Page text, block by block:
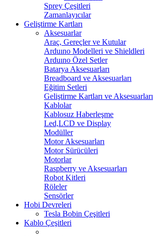
Sprey Çeşitleri
Zamanlayıcılar
Geliştirme Kartları
Aksesuarlar
Araç, Gereçler ve Kutular
Arduıno Modelleri ve Shieldleri
Arduıno Özel Setler
Batarya Aksesuarları
Breadboard ve Aksesuarları
Eğitim Setleri
Geliştirme Kartları ve Aksesuarları
Kablolar
Kablosuz Haberleşme
Led,LCD ve Display
Modüller
Motor Aksesuarları
Motor Sürücüleri
Motorlar
Raspberry ve Aksesuarları
Robot Kitleri
Röleler
Sensörler
Hobi Devreleri
Tesla Bobin Çeşitleri
Kablo Çeşitleri